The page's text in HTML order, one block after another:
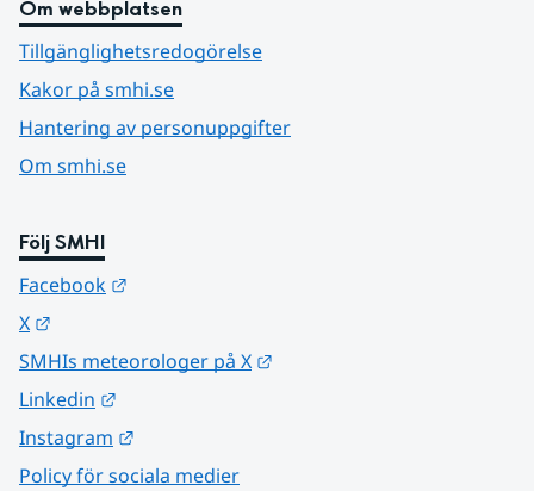
Om webbplatsen
Tillgänglighetsredogörelse
Kakor på smhi.se
Hantering av personuppgifter
Om smhi.se
Följ SMHI
Facebook
X
SMHIs meteorologer på X
Linkedin
Instagram
Policy för sociala medier